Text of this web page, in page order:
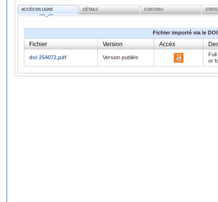
ACCÈS EN LIGNE DÉTAILS CONTENU
Fichier importé via le DOI
Fichier Version Accès
doi 254072.pdf Version publiée
or